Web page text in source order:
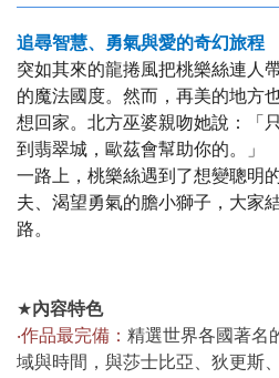
追尋智慧、勇氣與愛的奇幻旅程
突如其來的龍捲風把桃樂絲連人
的魔法國度。然而，再美的地方
想回家。北方巫婆親吻她說：「
到翡翠城，歐茲會幫助你的。」
一路上，桃樂絲遇到了想變聰明
夫、渴望勇氣的膽小獅子，大家
路。
★內容特色
‧作品最完備： 精選世界各國著名
域與時間，與莎士比亞、狄更斯